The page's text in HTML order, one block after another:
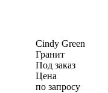
Cindy Green
Гранит
Под заказ
Цена
по запросу